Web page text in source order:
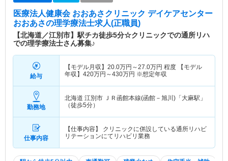
医療法人健康会 おおあさクリニック デイケアセンター
おおあさの理学療法士求人(正職員)
【北海道／江別市】駅チカ徒歩5分☆クリニックでの通所リハ
での理学療法士さん募集♪
給与
【モデル月収】 20.0万円～27.0万円 程度 【モデル
年収】 420万円～430万円 ※想定年収
勤務地
北海道 江別市 ＪＲ函館本線(函館－旭川)「大麻駅」
（徒歩5分）
仕事内容
【仕事内容】 クリニックに併設している通所リハビ
リテーションにてリハビリ業務